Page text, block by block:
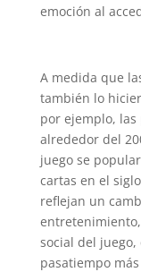
emoción al
A medida que
también lo
por ejemplo,
alrededor del
juego se
cartas en el
reflejan un
social del juego,
pasatiempo